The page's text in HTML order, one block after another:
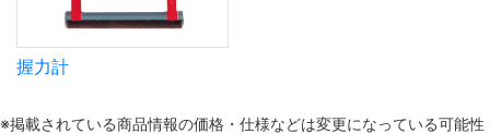
握力計
※掲載されている商品情報の価格・仕様などは変更になっている可能性